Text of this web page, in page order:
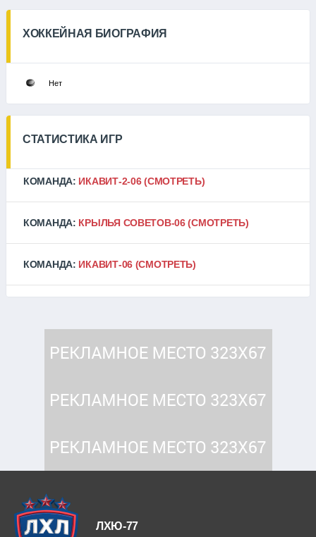
ХОККЕЙНАЯ БИОГРАФИЯ
Нет
СТАТИСТИКА ИГР
КОМАНДА: ИКАВИТ-2-06 (СМОТРЕТЬ)
КОМАНДА: КРЫЛЬЯ СОВЕТОВ-06 (СМОТРЕТЬ)
КОМАНДА: ИКАВИТ-06 (СМОТРЕТЬ)
ЛХЮ-77